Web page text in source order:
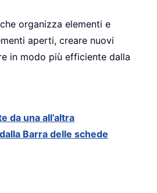
organizza elementi e
aperti, creare nuovi
in modo più efficiente dalla
da una all’altra
Barra delle schede